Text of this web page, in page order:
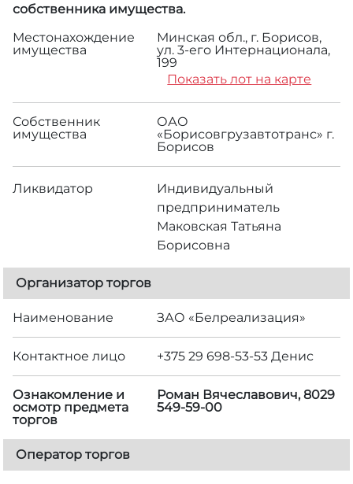
собственника имущества.
Местонахождение
имущества
Минская обл., г. Борисов,
ул. 3-его Интернационала,
199
Показать лот на карте
Собственник
имущества
ОАО
«Борисовгрузавтотранс» г.
Борисов
Ликвидатор
Индивидуальный
предприниматель
Маковская Татьяна
Борисовна
Организатор торгов
Наименование ЗАО «Белреализация»
Контактное лицо +375 29 698-53-53 Денис
Ознакомление и
осмотр предмета
торгов
Роман Вячеславович, 8029
549-59-00
Оператор торгов